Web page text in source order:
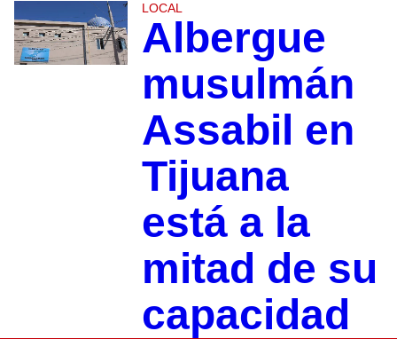
LOCAL
Albergue
musulmán
Assabil en
Tijuana
está a la
mitad de su
capacidad